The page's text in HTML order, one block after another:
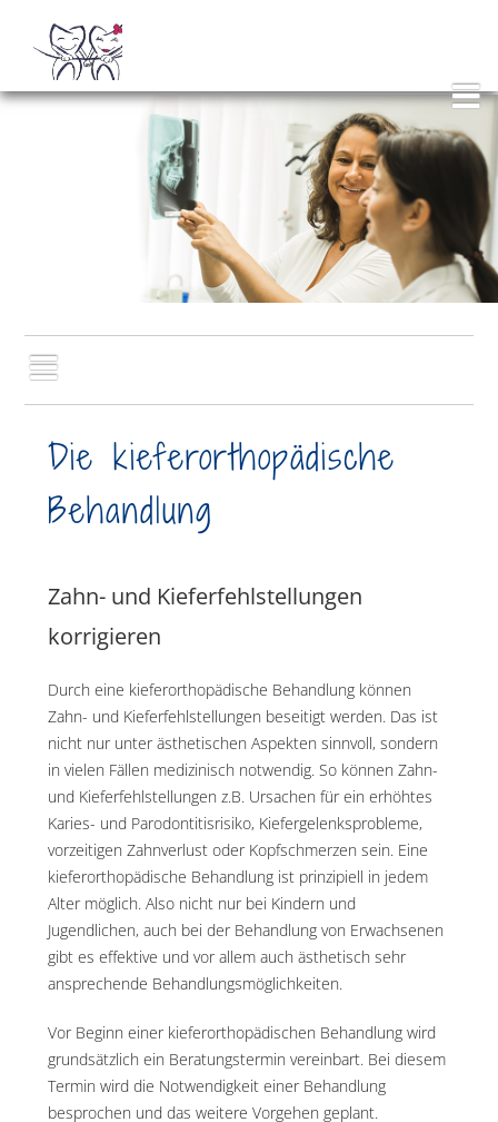
Die kieferorthopädische
Behandlung
Zahn- und Kieferfehlstellungen
korrigieren
Durch eine kieferorthopädische Behandlung können
Zahn- und Kieferfehlstellungen beseitigt werden. Das ist
nicht nur unter ästhetischen Aspekten sinnvoll, sondern
in vielen Fällen medizinisch notwendig. So können Zahn-
und Kieferfehlstellungen z.B. Ursachen für ein erhöhtes
Karies- und Parodontitisrisiko, Kiefergelenksprobleme,
vorzeitigen Zahnverlust oder Kopfschmerzen sein. Eine
kieferorthopädische Behandlung ist prinzipiell in jedem
Alter möglich. Also nicht nur bei Kindern und
Jugendlichen, auch bei der Behandlung von Erwachsenen
gibt es effektive und vor allem auch ästhetisch sehr
ansprechende Behandlungsmöglichkeiten.
Vor Beginn einer kieferorthopädischen Behandlung wird
grundsätzlich ein Beratungstermin vereinbart. Bei diesem
Termin wird die Notwendigkeit einer Behandlung
besprochen und das weitere Vorgehen geplant.